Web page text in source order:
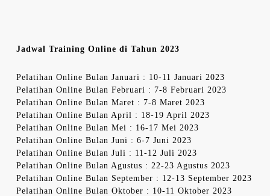
Jadwal Training Online di Tahun 2023
Pelatihan Online Bulan Januari : 10-11 Januari 2023
Pelatihan Online Bulan Februari : 7-8 Februari 2023
Pelatihan Online Bulan Maret : 7-8 Maret 2023
Pelatihan Online Bulan April : 18-19 April 2023
Pelatihan Online Bulan Mei : 16-17 Mei 2023
Pelatihan Online Bulan Juni : 6-7 Juni 2023
Pelatihan Online Bulan Juli : 11-12 Juli 2023
Pelatihan Online Bulan Agustus : 22-23 Agustus 2023
Pelatihan Online Bulan September : 12-13 September 2023
Pelatihan Online Bulan Oktober : 10-11 Oktober 2023